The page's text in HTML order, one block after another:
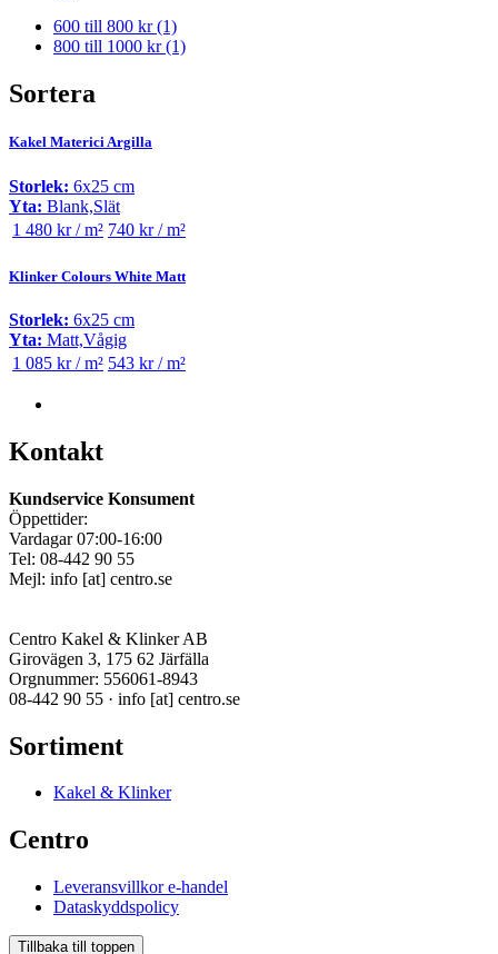
600 till 800 kr(1)
800 till 1000 kr(1)
Sortera
Kakel Materici Argilla
Storlek: 6x25 cm
Yta: Blank,Slät
1 480 kr / m² 740 kr / m²
Klinker Colours White Matt
Storlek: 6x25 cm
Yta: Matt,Vågig
1 085 kr / m² 543 kr / m²
Kontakt
Kundservice Konsument
Öppettider:
Vardagar 07:00-16:00
Tel: 08-442 90 55
Mejl: info [at] centro.se
Centro Kakel & Klinker AB
Girovägen 3, 175 62 Järfälla
Orgnummer: 556061-8943
08-442 90 55 · info [at] centro.se
Sortiment
Kakel & Klinker
Centro
Leveransvillkor e-handel
Dataskyddspolicy
Tillbaka till toppen